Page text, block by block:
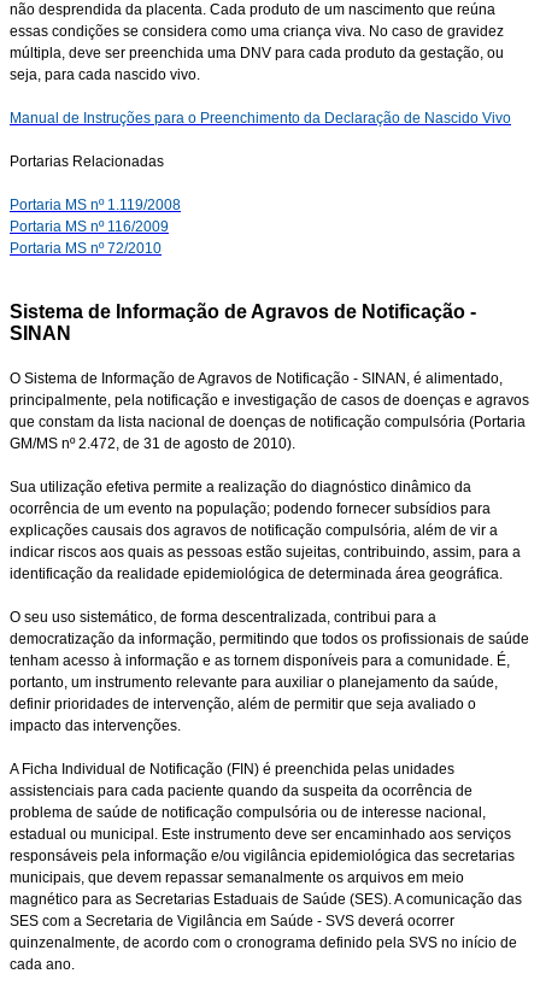
não desprendida da placenta. Cada produto de um nascimento que reúna
essas condições se considera como uma criança viva. No caso de gravidez
múltipla, deve ser preenchida uma DNV para cada produto da gestação, ou
seja, para cada nascido vivo.
Manual de Instruções para o Preenchimento da Declaração de Nascido Vivo
Portarias Relacionadas
Portaria MS nº 1.119/2008
Portaria MS nº 116/2009
Portaria MS nº 72/2010
Sistema de Informação de Agravos de Notificação -
SINAN
O Sistema de Informação de Agravos de Notificação - SINAN, é alimentado,
principalmente, pela notificação e investigação de casos de doenças e agravos
que constam da lista nacional de doenças de notificação compulsória (Portaria
GM/MS nº 2.472, de 31 de agosto de 2010).
Sua utilização efetiva permite a realização do diagnóstico dinâmico da
ocorrência de um evento na população; podendo fornecer subsídios para
explicações causais dos agravos de notificação compulsória, além de vir a
indicar riscos aos quais as pessoas estão sujeitas, contribuindo, assim, para a
identificação da realidade epidemiológica de determinada área geográfica.
O seu uso sistemático, de forma descentralizada, contribui para a
democratização da informação, permitindo que todos os profissionais de saúde
tenham acesso à informação e as tornem disponíveis para a comunidade. É,
portanto, um instrumento relevante para auxiliar o planejamento da saúde,
definir prioridades de intervenção, além de permitir que seja avaliado o
impacto das intervenções.
A Ficha Individual de Notificação (FIN) é preenchida pelas unidades
assistenciais para cada paciente quando da suspeita da ocorrência de
problema de saúde de notificação compulsória ou de interesse nacional,
estadual ou municipal. Este instrumento deve ser encaminhado aos serviços
responsáveis pela informação e/ou vigilância epidemiológica das secretarias
municipais, que devem repassar semanalmente os arquivos em meio
magnético para as Secretarias Estaduais de Saúde (SES). A comunicação das
SES com a Secretaria de Vigilância em Saúde - SVS deverá ocorrer
quinzenalmente, de acordo com o cronograma definido pela SVS no início de
cada ano.